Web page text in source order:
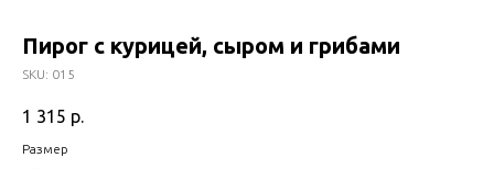
Пирог с курицей, сыром и грибами
SKU: 015
1 315 р.
Размер